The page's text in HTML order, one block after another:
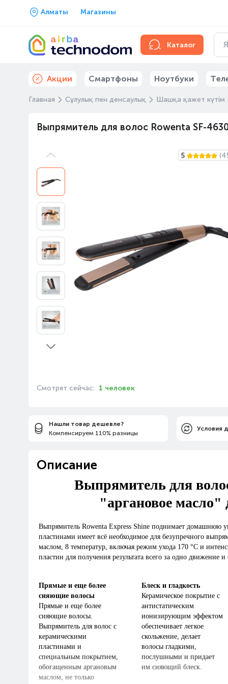
Алматы Магазины
Каталог
Акции Смартфоны Ноутбуки
Главная Сұлулық пен денсаулық Шашқа қажет күтім
Выпрямитель для волос Rowenta SF-
5
Смотрят сейчас: 1 человек
Нашли товар дешевле?
Компенсируем 110% разницы
Условия
Описание
Выпрямитель для
"аргановое масло"
Выпрямитель Rowenta Express Shine поднимает домашнюю
пластинами имеет всё необходимое для безупречного
маслом, 8 температур, включая режим ухода 170 °C и
пластин для получения результата всего за одно движение
Прямые и еще более
сияющие волосы
Прямые и еще более
сияющие волосы.
Выпрямитель для волос с
керамическими
пластинами и
специальным покрытием,
обогащенным аргановым
маслом, не только
Блеск и гладкость
Керамическое покрытие с
антистатическим
ионизирующим эффектом
обеспечивает легкое
скольжение, делает
волосы гладкими,
послушными и придает
им сияющий блеск.